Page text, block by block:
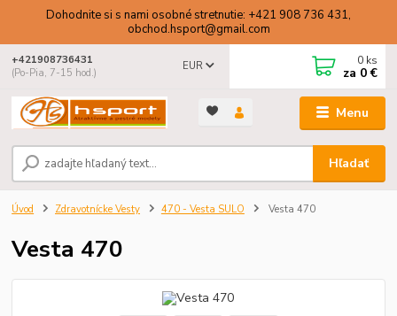
Dohodnite si s nami osobné stretnutie: +421 908 736 431,
obchod.hsport@gmail.com
Menu
EUR
Hľadať
+421908736431
(Po-Pia, 7-15 hod.)
0 ks
za 0 €
Úvod Zdravotnícke Vesty 470 - Vesta SULO Vesta 470
Vesta 470